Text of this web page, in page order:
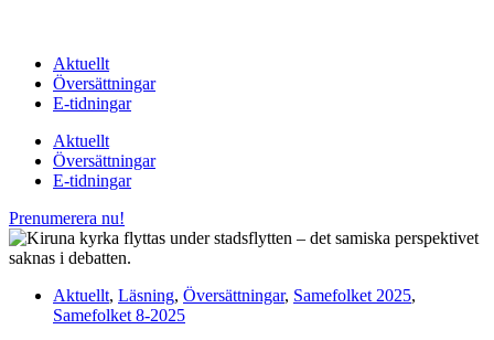
Aktuellt
Översättningar
E-tidningar
Aktuellt
Översättningar
E-tidningar
Prenumerera nu!
Aktuellt, Läsning, Översättningar, Samefolket 2025,
Samefolket 8-2025